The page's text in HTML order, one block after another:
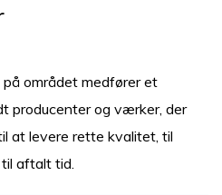
området medfører et
producenter og værker, der
at levere rette kvalitet, til
aftalt tid.